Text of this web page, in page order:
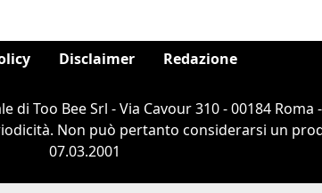
Disclaimer Redazione
Too Bee Srl - Via Cavour 310 - 00184 Roma
Non può pertanto considerarsi un
07.03.2001